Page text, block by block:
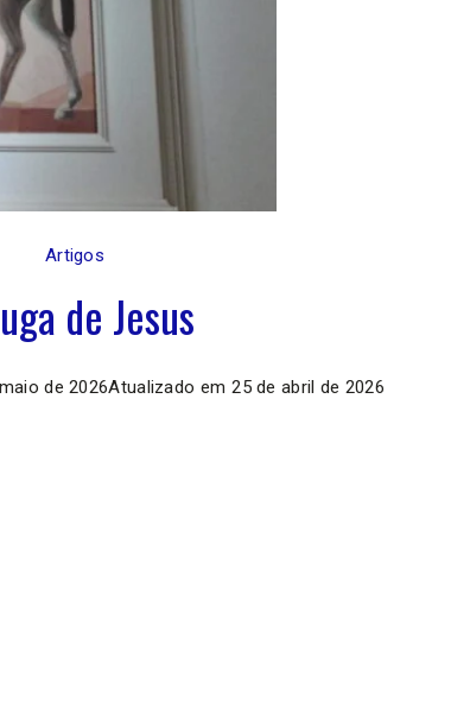
Artigos
de Jesus
de 2026Atualizado em 25 de abril de 2026